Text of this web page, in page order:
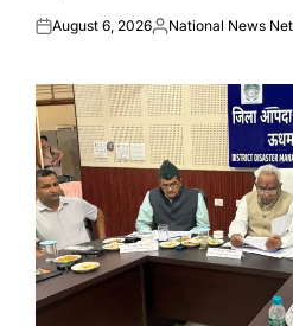
Posted
August 6, 2026Posted
National News